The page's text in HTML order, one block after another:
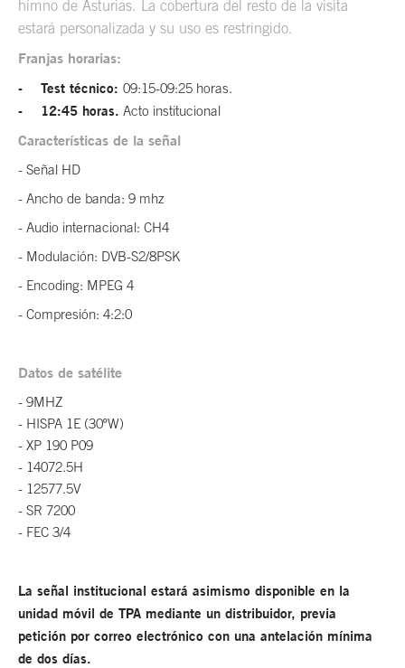
himno de Asturias. La cobertura del resto de la visita
estará personalizada y su uso es restringido.
Franjas horarias:
- Test técnico: 09:15-09:25 horas.
- 12:45 horas. Acto institucional
Características de la señal
- Señal HD
- Ancho de banda: 9 mhz
- Audio internacional: CH4
- Modulación: DVB-S2/8PSK
- Encoding: MPEG 4
- Compresión: 4:2:0
Datos de satélite
- 9MHZ
- HISPA 1E (30ºW)
- XP 190 P09
- 14072.5H
- 12577.5V
- SR 7200
- FEC 3/4
La señal institucional estará asimismo disponible en la
unidad móvil de TPA mediante un distribuidor, previa
petición por correo electrónico con una antelación mínima
de dos días.